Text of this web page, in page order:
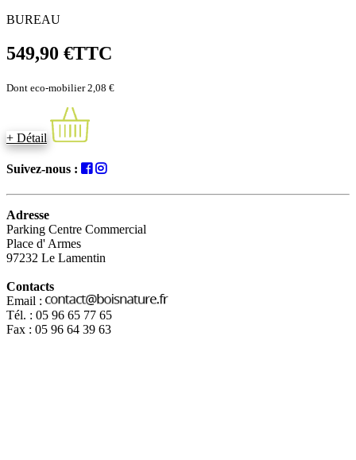
BUREAU
549,90 €TTC
Dont eco-mobilier 2,08 €
+ Détail
Suivez-nous :
Adresse
Parking Centre Commercial
Place d' Armes
97232 Le Lamentin
Contacts
Email :
Tél. : 05 96 65 77 65
Fax : 05 96 64 39 63